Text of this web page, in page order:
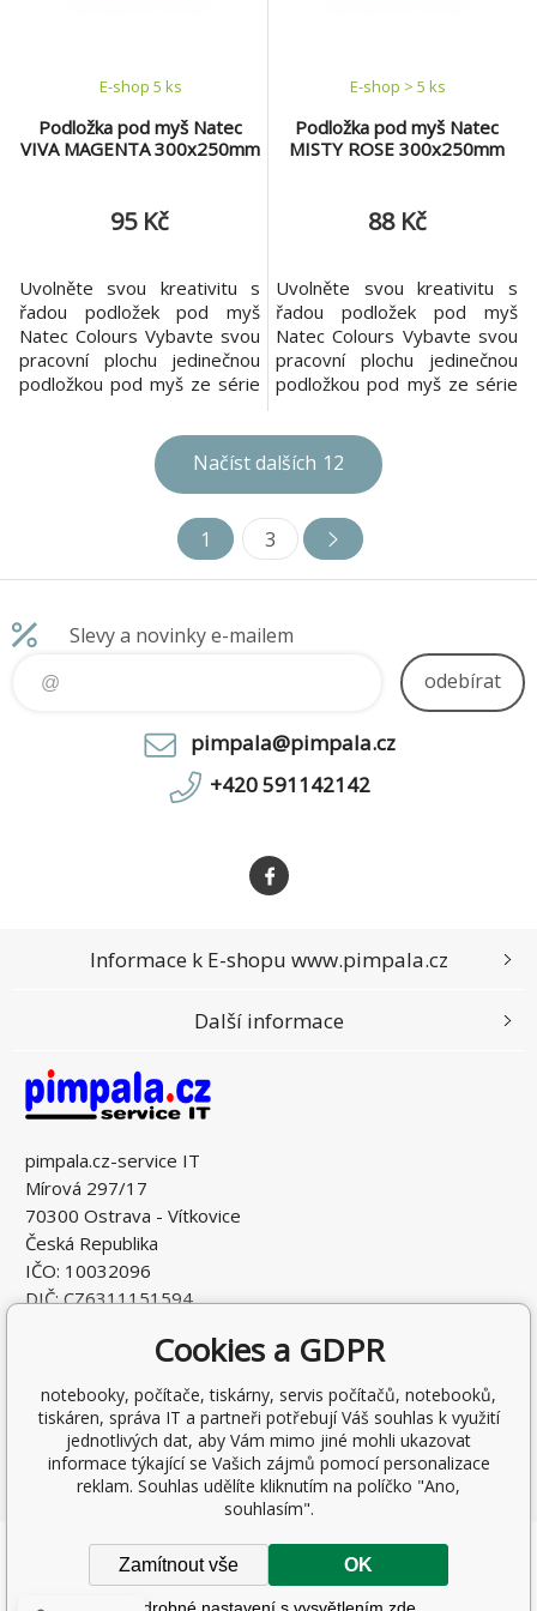
Podložka pod myš Natec
VIVA MAGENTA 300x250mm
E-shop 5 ks
95 Kč
Uvolněte svou kreativitu s
řadou podložek pod myš
Natec Colours Vybavte svou
pracovní plochu jedinečnou
podložkou pod myš ze série
rutinu. Podložky Natec
Colours Series jsou nejen
elegantní, ale také z vysoce
myši tak bude ještě
příjemnější. Díky optimálním
rozměrům je navíc bez
Podložka pod myš Natec
MISTY ROSE 300x250mm
E-shop > 5 ks
88 Kč
Uvolněte svou kreativitu s
řadou podložek pod myš
Natec Colours Vybavte svou
pracovní plochu jedinečnou
podložkou pod myš ze série
rutinu. Podložky Natec
Colours Series jsou nejen
elegantní, ale také z vysoce
myši tak bude ještě
příjemnější. Díky optimálním
rozměrům je navíc bez
Načíst dalších 12
1 3
Slevy a novinky e-mailem
odebírat
pimpala@pimpala.cz
+420 591142142
pimpala.cz-service IT
Mírová 297/17
70300 Ostrava - Vítkovice
Česká Republika
IČO: 10032096
DIČ: CZ6311151594
Informace k E-shopu www.pimpala.cz
Další informace
Copyright © 2026 Ing. Antonín Pohludka
Všechna práva vyhrazena.
Cookies a GDPR
notebooky, počítače, tiskárny, servis počítačů, notebooků,
tiskáren, správa IT a partneři potřebují Váš souhlas k využití
jednotlivých dat, aby Vám mimo jiné mohli ukazovat
informace týkající se Vašich zájmů pomocí personalizace
reklam. Souhlas udělíte kliknutím na políčko "Ano,
souhlasím".
Zamítnout vše OK
Podrobné nastavení s vysvětlením zde